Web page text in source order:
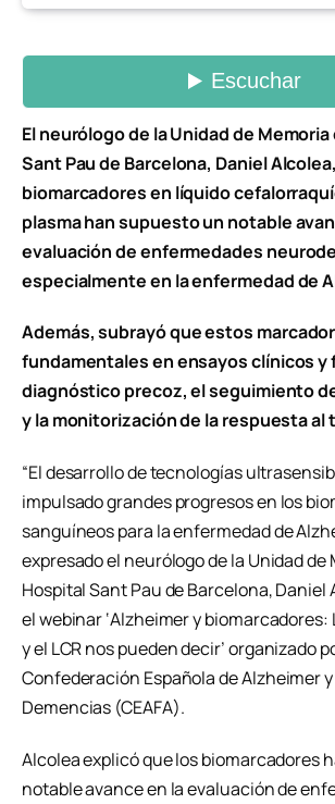
El neurólogo de la Unidad de
Sant Pau de Barcelona, Daniel
biomarcadores en líquido
plasma han supuesto un notable
evaluación de enfermedades
especialmente en la enfermedad de
Además, subrayó que estos
fundamentales en ensayos clínicos y
diagnóstico precoz, el seguimiento
y la monitorización de la respuesta
“El desarrollo de tecnologías
impulsado grandes progresos en los
sanguíneos para la enfermedad de
expresado el neurólogo de la Unidad de
Hospital Sant Pau de Barcelona,
el webinar ‘Alzheimer y biomarcadores:
y el LCR nos pueden decir’ organizado
Confederación Española de Alzheimer
Demencias (CEAFA).
Alcolea explicó que los biomarcadores
notable avance en la evaluación de